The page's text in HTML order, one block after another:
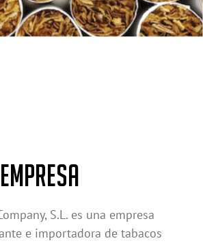
EMPRESA
S.L. es una empresa
e importadora de tabacos